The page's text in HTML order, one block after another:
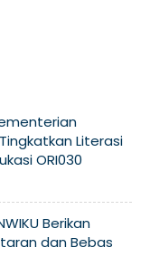
Literasi
ORI030
Berikan
dan Bebas